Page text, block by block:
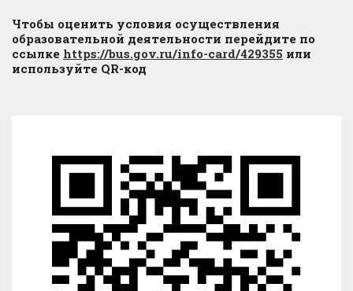
Чтобы оценить условия осуществления
образовательной деятельности перейдите по
ссылке https://bus.gov.ru/info-card/429355 или
используйте QR-код